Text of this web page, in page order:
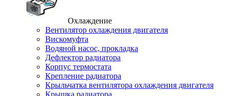
Охлаждение
Вентилятор охлаждения двигателя
Вискомуфта
Водяной насос, прокладка
Дефлектор радиатора
Корпус термостата
Крепление радиатора
Крыльчатка вентилятора охлаждения двигателя
Крышка радиатора